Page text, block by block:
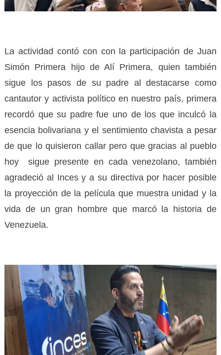
La actividad contó con con la participación de Juan
Simón Primera hijo de Alí Primera, quien también
sigue los pasos de su padre al destacarse como
cantautor y activista político en nuestro país, primera
recordó que su padre fue uno de los que inculcó la
esencia bolivariana y el sentimiento chavista a pesar
de que lo quisieron callar pero que gracias al pueblo
hoy sigue presente en cada venezolano, también
agradeció al Inces y a su directiva por hacer posible
la proyección de la película que muestra unidad y la
vida de un gran hombre que marcó la historia de
Venezuela.